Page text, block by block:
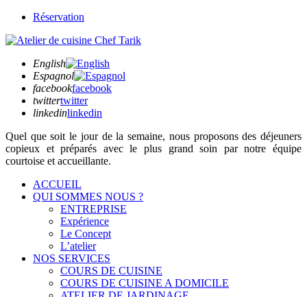
Réservation
English
Espagnol
facebookfacebook
twittertwitter
linkedinlinkedin
Quel que soitle jour de la semaine, nous proposons des déjeuners
copieux et préparés avec le plus grand soin par notre équipe
courtoise et accueillante.
ACCUEIL
QUI SOMMES NOUS ?
ENTREPRISE
Expérience
Le Concept
L’atelier
NOS SERVICES
COURS DE CUISINE
COURS DE CUISINE A DOMICILE